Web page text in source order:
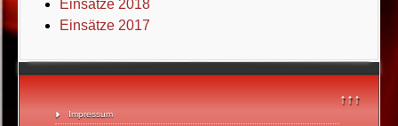
↑↑↑
Impressum
Einsätze 2018
Einsätze 2017